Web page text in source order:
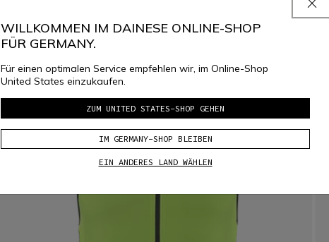
179,00 €125,30 € -30%
WILLKOMMEN IM DAINESE ONLINE-SHOP
FÜR GERMANY.
Für einen optimalen Service empfehlen wir, im Online-Shop
United States einzukaufen.
ZUM UNITED STATES-SHOP GEHEN
IM GERMANY-SHOP BLEIBEN
EIN ANDERES LAND WÄHLEN